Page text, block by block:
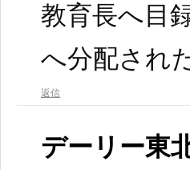
教育長へ目
へ分配され
返信
デーリー東